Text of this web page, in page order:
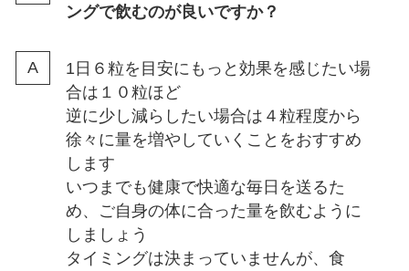
ングで飲むのが良いですか？
1日６粒を目安にもっと効果を感じたい場
合は１０粒ほど
逆に少し減らしたい場合は４粒程度から
徐々に量を増やしていくことをおすすめ
します
いつまでも健康で快適な毎日を送るた
め、ご自身の体に合った量を飲むように
しましょう
タイミングは決まっていませんが、食